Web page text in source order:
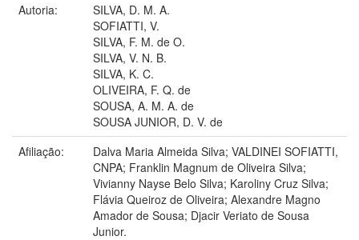
Autoria:
SILVA, D. M. A.
SOFIATTI, V.
SILVA, F. M. de O.
SILVA, V. N. B.
SILVA, K. C.
OLIVEIRA, F. Q. de
SOUSA, A. M. A. de
SOUSA JUNIOR, D. V. de
Afiliação:
Dalva Maria Almeida Silva; VALDINEI SOFIATTI,
CNPA; Franklin Magnum de Oliveira Silva;
Vivianny Nayse Belo Silva; Karoliny Cruz Silva;
Flávia Queiroz de Oliveira; Alexandre Magno
Amador de Sousa; Djacir Veriato de Sousa
Junior.